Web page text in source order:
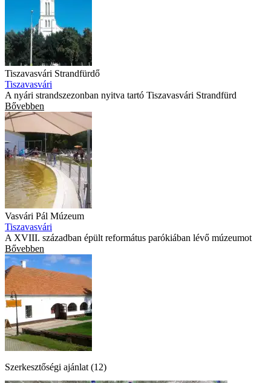
Tiszavasvári Strandfürdő
Tiszavasvári
A nyári strandszezonban nyitva tartó Tiszavasvári Strandfürd
Bővebben
Vasvári Pál Múzeum
Tiszavasvári
A XVIII. században épült református parókiában lévő múzeumot
Bővebben
Szerkesztőségi ajánlat (12)